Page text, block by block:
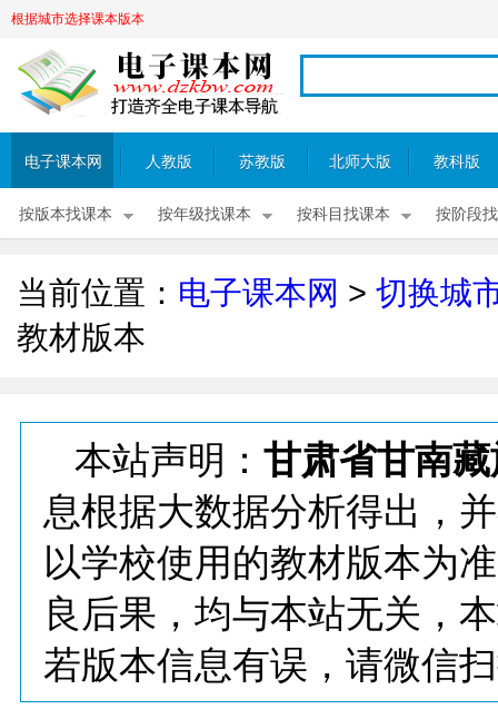
根据城市选择课本版本
电子课本网 人教版 苏教版 北师大版 教科版
按版本找课本 按年级找课本 按科目找课本 按阶段
当前位置： 电子课本网 > 切换城
教材版本
本站声明： 甘肃省甘南
息根据大数据分析得出，
以学校使用的教材版本为
良后果，均与本站无关，
若版本信息有误，请微信